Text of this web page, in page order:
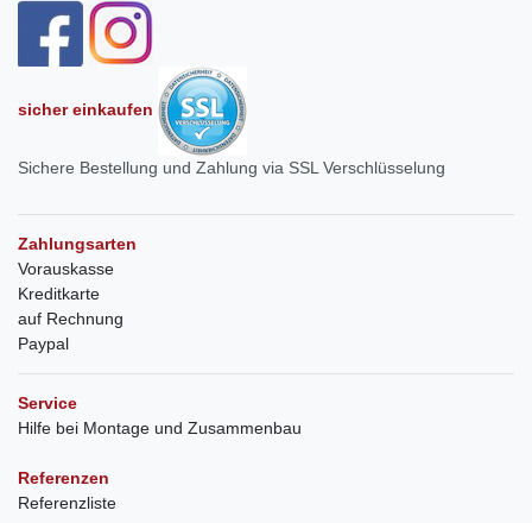
sicher einkaufen
Sichere Bestellung und Zahlung via SSL Verschlüsselung
Zahlungsarten
Vorauskasse
Kreditkarte
auf Rechnung
Paypal
Service
Hilfe bei Montage und Zusammenbau
Referenzen
Referenzliste